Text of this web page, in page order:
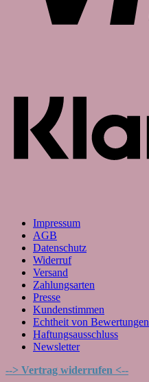
Impressum
AGB
Datenschutz
Widerruf
Versand
Zahlungsarten
Presse
Kundenstimmen
Echtheit von Bewertungen
Haftungsausschluss
Newsletter
--> Vertrag widerrufen <--